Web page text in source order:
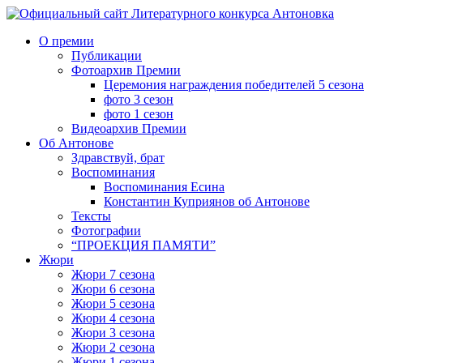
Перейти
содержимому
О премии
Публикации
Фотоархив Премии
Церемония награждения победителей 5 сезона
фото 3 сезон
фото 1 сезон
Видеоархив Премии
Об Антонове
Здравствуй, брат
Воспоминания
Воспоминания Есина
Константин Куприянов об Антонове
Тексты
Фотографии
“ПРОЕКЦИЯ ПАМЯТИ”
Жюри
Жюри 7 сезона
Жюри 6 сезона
Жюри 5 сезона
Жюри 4 сезона
Жюри 3 сезона
Жюри 2 сезона